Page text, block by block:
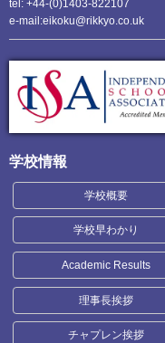
tel: +44-(0)1403-822107
e-mail:eikoku@rikkyo.co.uk
学校情報
学校概要
学校早わかり
Academic Results
理事長挨拶
チャプレン挨拶